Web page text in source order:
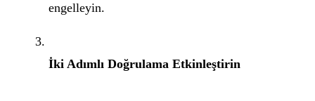
engelleyin.
İki Adımlı Doğrulama Etkinleştirin